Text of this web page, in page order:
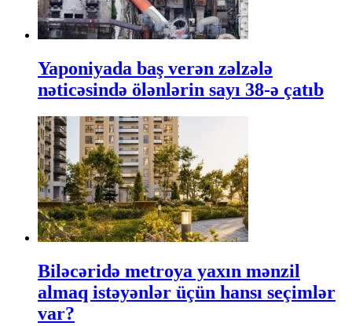
Yaponiyada baş verən zəlzələ
nəticəsində ölənlərin sayı 38-ə çatıb
Biləcəridə metroya yaxın mənzil
almaq istəyənlər üçün hansı seçimlər
var?